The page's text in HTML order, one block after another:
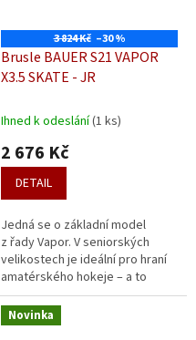
3 824 Kč –30 %
Brusle BAUER S21 VAPOR
X3.5 SKATE - JR
Ihned k odeslání(1 ks)
2 676 Kč
DETAIL
Jedná se o základní model
z řady Vapor. V seniorských
velikostech je ideální pro hraní
amatérského hokeje – a to
spíše méně často, přibližně
jednou týdně. V dětském
provedení se...
Novinka